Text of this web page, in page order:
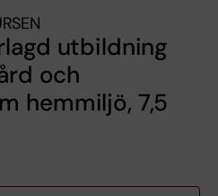
utbildning
och
hemmiljö, 7,5